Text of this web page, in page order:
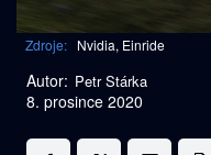
Zdroje: Nvidia, Einride
Autor: Petr Stárka
8. prosince 2020